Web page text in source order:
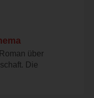
über
Die